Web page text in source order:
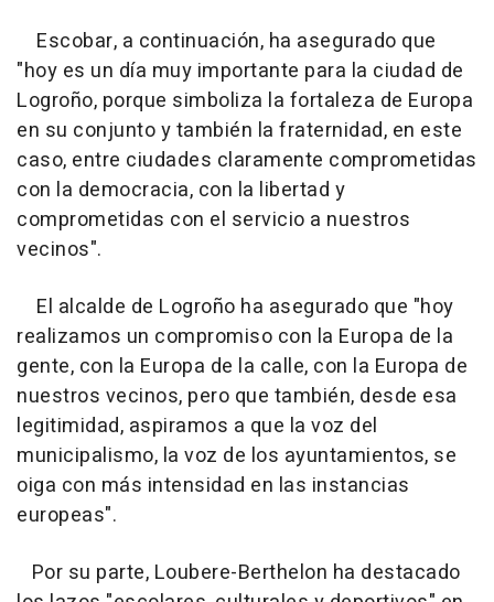
Escobar, a continuación, ha asegurado que
"hoy es un día muy importante para la ciudad de
Logroño, porque simboliza la fortaleza de Europa
en su conjunto y también la fraternidad, en este
caso, entre ciudades claramente comprometidas
con la democracia, con la libertad y
comprometidas con el servicio a nuestros
vecinos".
El alcalde de Logroño ha asegurado que "hoy
realizamos un compromiso con la Europa de la
gente, con la Europa de la calle, con la Europa de
nuestros vecinos, pero que también, desde esa
legitimidad, aspiramos a que la voz del
municipalismo, la voz de los ayuntamientos, se
oiga con más intensidad en las instancias
europeas".
Por su parte, Loubere-Berthelon ha destacado